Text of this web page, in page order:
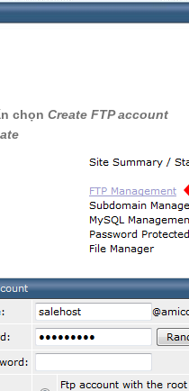
chọn Create FTP account